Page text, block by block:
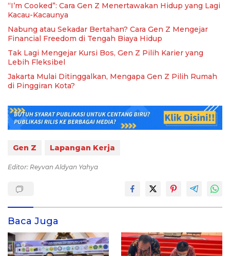
“I’m Cooked”: Cara Gen Z Menertawakan Hidup yang Lagi
Kacau-Kacaunya
Nabung atau Sekadar Bertahan? Cara Gen Z Mengejar
Financial Freedom di Tengah Biaya Hidup
Tak Lagi Mengejar Kursi Bos, Gen Z Pilih Karier yang
Lebih Fleksibel
Jakarta Mulai Ditinggalkan, Mengapa Gen Z Pilih Rumah
di Pinggiran Kota?
Gen Z Lapangan Kerja
Editor: Reyvan Aldyan Yahya
Baca Juga